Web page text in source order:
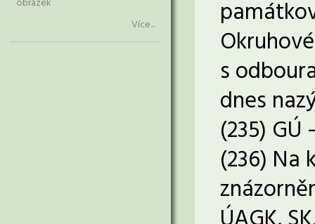
Více...
s
dnes
(235) GÚ
(236) Na